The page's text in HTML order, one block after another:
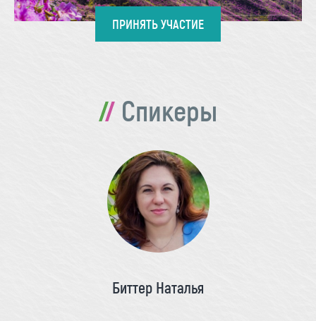
ПРИНЯТЬ УЧАСТИЕ
Спикеры
Биттер Наталья